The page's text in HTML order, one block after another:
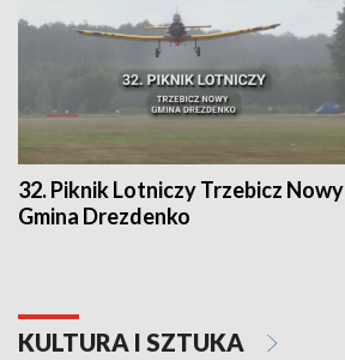
32. Piknik Lotniczy Trzebicz Nowy
Gmina Drezdenko
KULTURA I SZTUKA